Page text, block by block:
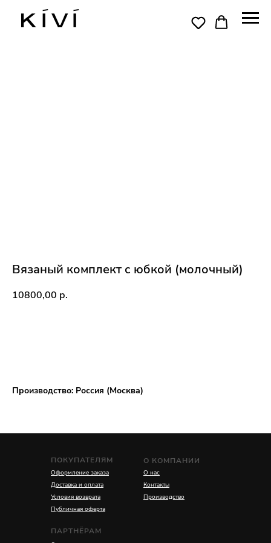
Вязаный комплект с юбкой (молочный)
10800,00 р.
Производство: Россия (Москва)
О КОМПАНИИ
О нас
Контакты
Производство
ПОКУПАТЕЛЯМ
Оформление заказа
Доставка и оплата
Условия возврата
Публичная оферта
ПАРТНЁРАМ